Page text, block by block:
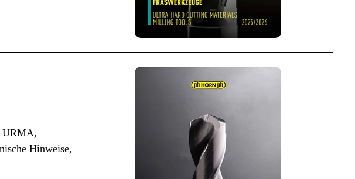
URMA,
Hinweise,